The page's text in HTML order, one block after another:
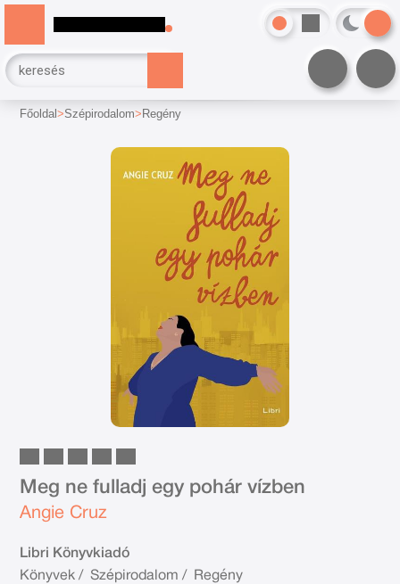
Főoldal Szépirodalom Regény
Meg ne fulladj egy pohár vízben
Angie Cruz
Libri Könyvkiadó
Könyvek / Szépirodalom /
Regény